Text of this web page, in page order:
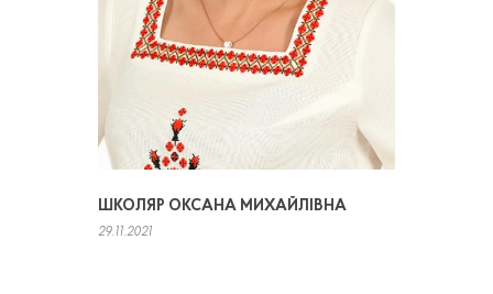
ШКОЛЯР ОКСАНА МИХАЙЛІВНА
29.11.2021